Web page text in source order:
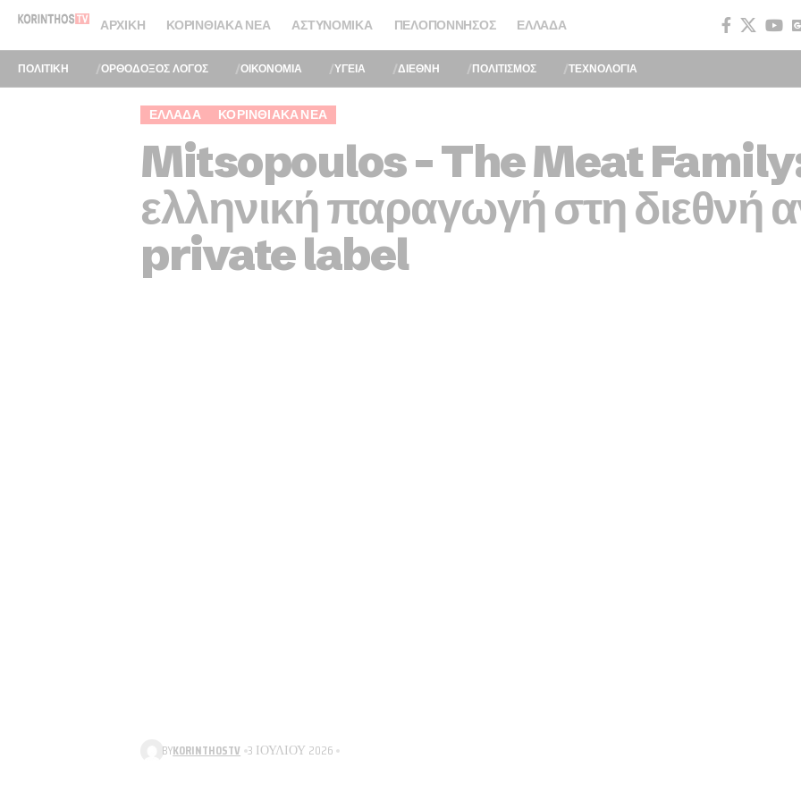
ΑΡΧΙΚΉ ΚΟΡΙΝΘΙΑΚΆ ΝΈΑ ΑΣΤΥΝΟΜΙΚΆ ΠΕΛΟΠΌΝΝΗΣΟΣ ΕΛΛΆΔΑ
ΠΟΛΙΤΙΚΗ ΟΡΘΟΔΟΞΟΣ ΛΟΓΟΣ ΟΙΚΟΝΟΜΙΑ ΥΓΕΙΑ ΔΙΕΘΝΗ ΠΟΛΙΤΙΣΜΟΣ ΤΕΧΝΟΛΟΓΙΑ
ΕΛΛΆΔΑ ΚΟΡΙΝΘΙΑΚΆ ΝΈΑ
Mitsopoulos – The Meat
ελληνική παραγωγή στη διεθνή
private label
BYKORINTHOSTV 3 ΙΟΥΛΊΟΥ 2026